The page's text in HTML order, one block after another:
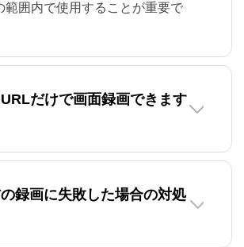
範囲内で使用することが重要で
だけで画面録画できます
録画に失敗した場合の対処